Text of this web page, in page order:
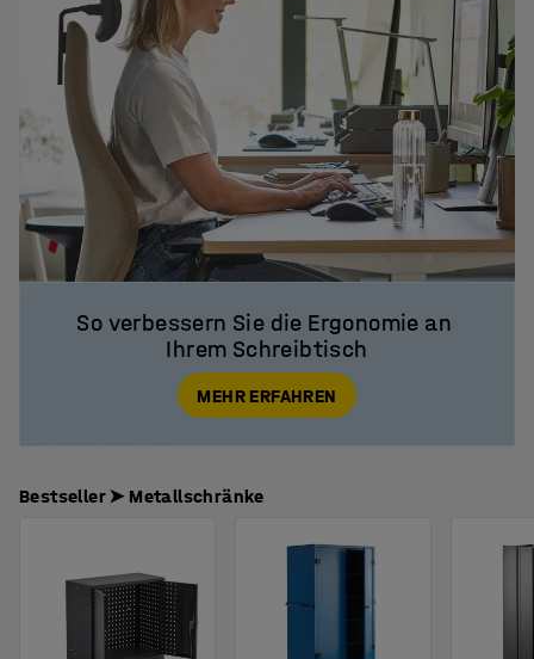
So verbessern Sie die Ergonomie an
Ihrem Schreibtisch
MEHR ERFAHREN
Bestseller ➤ Metallschränke